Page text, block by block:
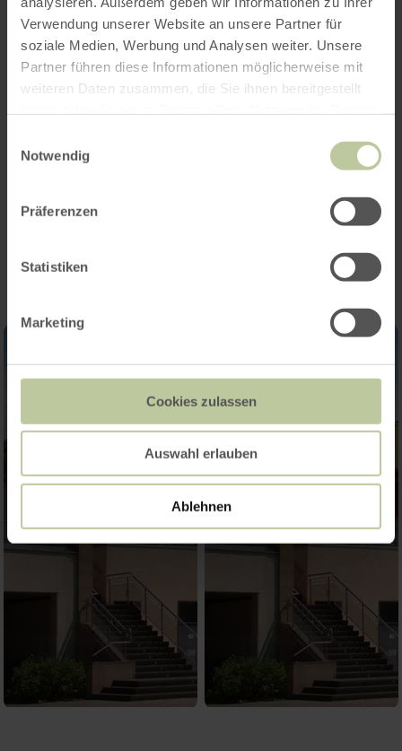
Verwendung unserer Website an unsere Partner für
soziale Medien, Werbung und Analysen weiter. Unsere
Partner führen diese Informationen möglicherweise mit
weiteren Daten zusammen, die Sie ihnen bereitgestellt
Notwendig
Präferenzen
Statistiken
Marketing
Cookies zulassen
Auswahl erlauben
Ablehnen
Heures d'ouverture
Caractéristiques / Particularités
Catégories
Nombre de places